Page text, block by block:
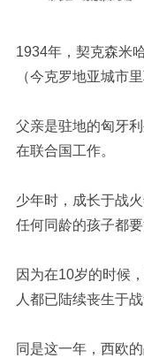
1934年，契克森米
（今克罗地亚城市里
父亲是驻地的匈牙
在联合国工作。
少年时，成长于战
任何同龄的孩子都要
因为在10岁的时候
人都已陆续丧生于战
同是这一年，西欧